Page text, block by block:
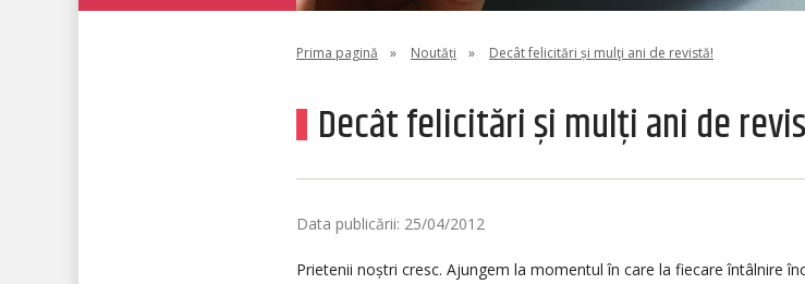
Prima pagină » Noutăți » Decât felicitări și mulţi ani de revistă!
Decât felicitări și mulţi ani de
Data publicării: 25/04/2012
Prietenii noștri cresc. Ajungem la momentul în care la fiecare întâlnire